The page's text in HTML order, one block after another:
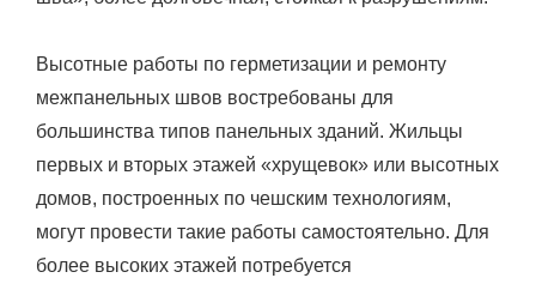
Высотные работы по герметизации и ремонту
межпанельных швов востребованы для
большинства типов панельных зданий. Жильцы
первых и вторых этажей «хрущевок» или высотных
домов, построенных по чешским технологиям,
могут провести такие работы самостоятельно. Для
более высоких этажей потребуется